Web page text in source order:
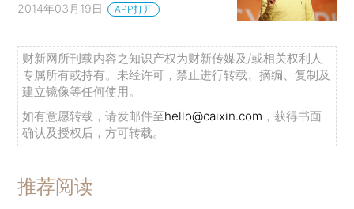
2014年03月19日 APP打开
财新网所刊载内容之知识产权为财新传媒及/或相关权利人
专属所有或持有。未经许可，禁止进行转载、摘编、复制及
建立镜像等任何使用。
如有意愿转载，请发邮件至hello@caixin.com ，获得书面
确认及授权后，方可转载。
推荐阅读